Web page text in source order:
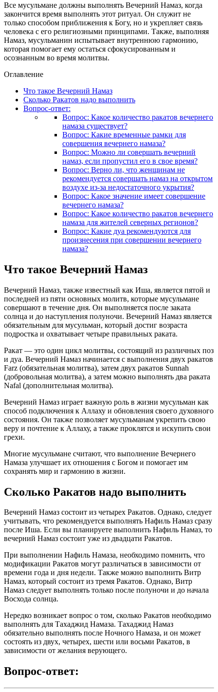
Все мусульмане должны выполнять Вечерний Намаз, когда
закончится время выполнять этот ритуал. Он служит не
только способом приближения к Богу, но и укрепляет связь
человека с его религиозными принципами. Также, выполняя
Намаз, мусульманин испытывает внутреннюю гармонию,
которая помогает ему остаться сфокусированным и
осознанным во время молитвы.
Оглавление
Что такое Вечерний Намаз
Сколько Ракатов надо выполнить
Вопрос-ответ:
Вопрос: Какое количество ракатов вечернего
намаза существует?
Вопрос: Какие временные рамки для
совершения вечернего намаза?
Вопрос: Можно ли совершать вечерний
намаз, если пропустил его в свое время?
Вопрос: Верно ли, что женщинам не
рекомендуется совершать намаз на открытом
воздухе из-за недостаточного укрытия?
Вопрос: Какое значение имеет совершение
вечернего намаза?
Вопрос: Какое количество ракатов вечернего
намаза для жителей северных регионов?
Вопрос: Какие дуа рекомендуются для
произнесения при совершении вечернего
намаза?
Что такое Вечерний Намаз
Вечерний Намаз, также известный как Иша, является пятой и
последней из пяти основных молитв, которые мусульмане
совершают в течение дня. Он выполняется после заката
солнца и до наступления полуночи. Вечерний Намаз является
обязательным для мусульман, который достиг возраста
подростка и охватывает четыре правильных раката.
Ракат — это один цикл молитвы, состоящий из различных поз
и дуа. Вечерний Намаз начинается с выполнения двух ракатов
Farz (обязательная молитва), затем двух ракатов Sunnah
(добровольная молитва), а затем можно выполнять два раката
Nafal (дополнительная молитва).
Вечерний Намаз играет важную роль в жизни мусульман как
способ подключения к Аллаху и обновления своего духовного
состояния. Он также позволяет мусульманам укрепить свою
веру и почтение к Аллаху, а также проклятся и искупить свои
грехи.
Многие мусульмане считают, что выполнение Вечернего
Намаза улучшает их отношения с Богом и помогает им
сохранять мир и гармонию в жизни.
Сколько Ракатов надо выполнить
Вечерний Намаз состоит из четырех Ракатов. Однако, следует
учитывать, что рекомендуется выполнять Нафиль Намаз сразу
после Иша. Если вы планируете выполнить Нафиль Намаз, то
вечерний Намаз состоит уже из двадцати Ракатов.
При выполнении Нафиль Намаза, необходимо помнить, что
модификации Ракатов могут различаться в зависимости от
времени года и дня недели. Также можно выполнить Витр
Намаз, который состоит из тремя Ракатов. Однако, Витр
Намаз следует выполнять только после полуночи и до начала
Восхода солнца.
Нередко возникает вопрос о том, сколько Ракатов необходимо
выполнять для Тахаджид Намаза. Тахаджид Намаз
обязательно выполнять после Ночного Намаза, и он может
состоять из двух, четырех, шести или восьми Ракатов, в
зависимости от желания верующего.
Вопрос-ответ: